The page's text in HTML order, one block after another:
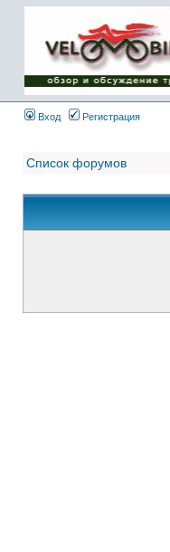
Имя пользователя:
Пароль:
{ LOG_ME_IN_SHORT
}
Вход
Регистрация
Список форумов